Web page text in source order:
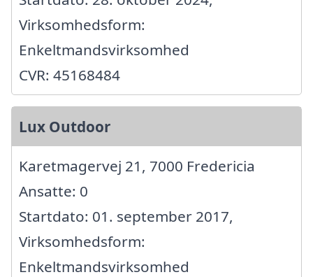
Virksomhedsform:
Enkeltmandsvirksomhed
CVR: 45168484
Lux Outdoor
Karetmagervej 21, 7000 Fredericia
Ansatte: 0
Startdato: 01. september 2017,
Virksomhedsform:
Enkeltmandsvirksomhed